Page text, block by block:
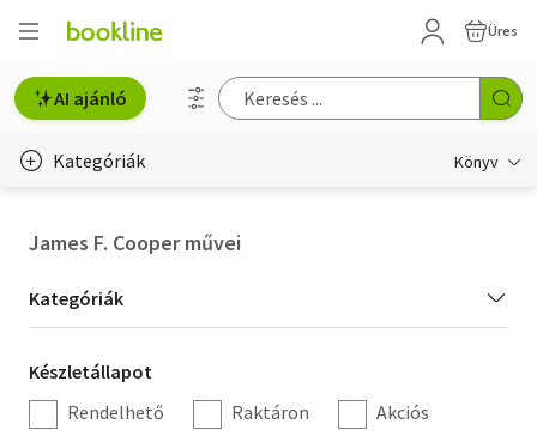
Üres
AI ajánló
Kategóriák Könyv
Hobbi, szabadidő
Irodalom
James F. Cooper művei
Kategória
szűrés
Kategóriák
Készletállapot
szűrés
Készletállapot
Rendelhető
Raktáron Akciós